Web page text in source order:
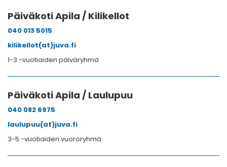
Päiväkoti Apila / Kilikellot
040 013 5015
kilikellot(at)juva.fi
1-3 -vuotiaiden päiväryhmä
Päiväkoti Apila / Laulupuu
040 082 6975
laulupuu(at)juva.fi
3-5 -vuotiaiden vuororyhmä